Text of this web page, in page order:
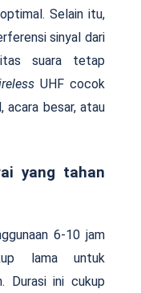
Selain itu,
sinyal dari
suara tetap
UHF cocok
acara besar, atau
yang tahan
6-10 jam
lama untuk
Durasi ini cukup